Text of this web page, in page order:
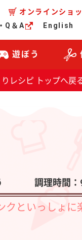
オンラインショ
Q＆A English
遊ぼう
レシピ トップへ戻
調理時間
クといっしょに